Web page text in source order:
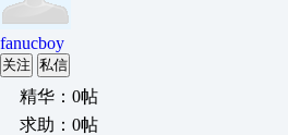
fanucboy
关注 私信
精华：0帖
求助：0帖